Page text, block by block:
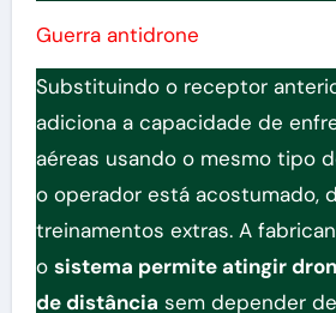
Guerra antidrone
Substituindo o receptor
adiciona a capacidade de
aéreas usando o mesmo tipo
o operador está acostumado,
treinamentos extras. A
o sistema permite atingir
de distância sem depender